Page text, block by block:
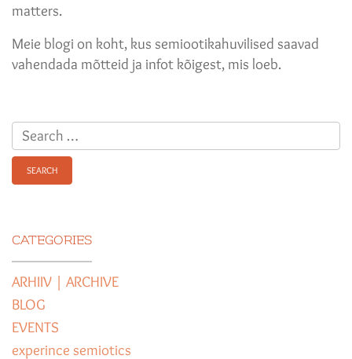
matters.
Meie blogi on koht, kus semiootikahuvilised saavad
vahendada mõtteid ja infot kõigest, mis loeb.
Search
for:
CATEGORIES
ARHIIV | ARCHIVE
BLOG
EVENTS
experince semiotics